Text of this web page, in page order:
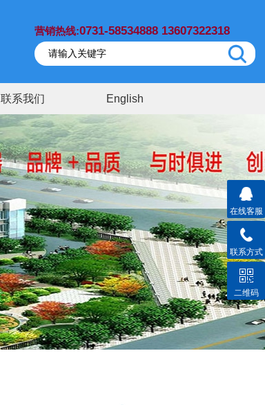
营销热线:0731-58534888 13607322318
联系我们 English
在线客服
联系方式
二维码